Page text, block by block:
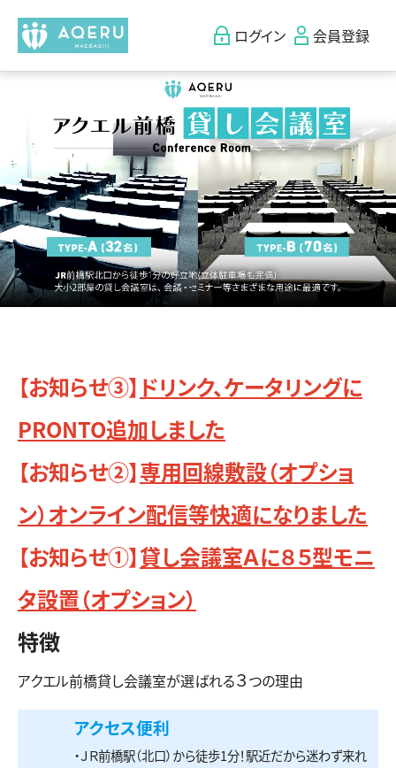
ログイン 会員登録
【お知らせ③】 ドリンク、ケータリングに
PRONTO追加しました
【お知らせ②】専用回線敷設（オプショ
ン）オンライン配信等快適になりました
【お知らせ①】貸し会議室Ａに８５型モニ
タ設置（オプション）
特徴
アクエル前橋貸し会議室が選ばれる３つの理由
アクセス便利
・ＪＲ前橋駅（北口）から徒歩1分！駅近だから迷わず来れ